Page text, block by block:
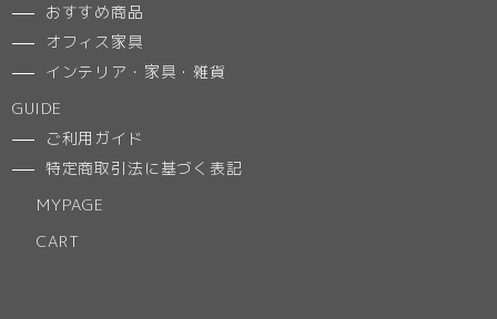
おすすめ商品
オフィス家具
インテリア・家具・雑貨
GUIDE
ご利用ガイド
特定商取引法に基づく表記
MYPAGE
CART